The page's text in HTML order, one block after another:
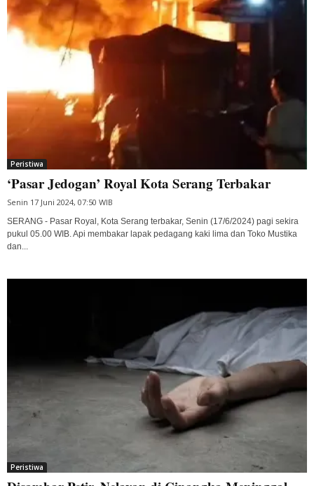
Peristiwa
‘Pasar Jedogan’ Royal Kota Serang Terbakar
Senin 17 Juni 2024, 07:50 WIB
SERANG - Pasar Royal, Kota Serang terbakar, Senin (17/6/2024) pagi sekira
pukul 05.00 WIB. Api membakar lapak pedagang kaki lima dan Toko Mustika
dan...
Peristiwa